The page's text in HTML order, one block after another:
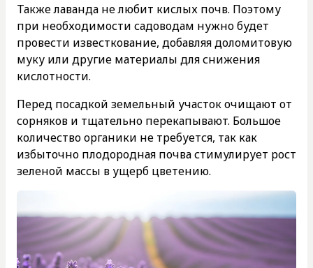
Также лаванда не любит кислых почв. Поэтому
при необходимости садоводам нужно будет
провести известкование, добавляя доломитовую
муку или другие материалы для снижения
кислотности.
Перед посадкой земельный участок очищают от
сорняков и тщательно перекапывают. Большое
количество органики не требуется, так как
избыточно плодородная почва стимулирует рост
зеленой массы в ущерб цветению.